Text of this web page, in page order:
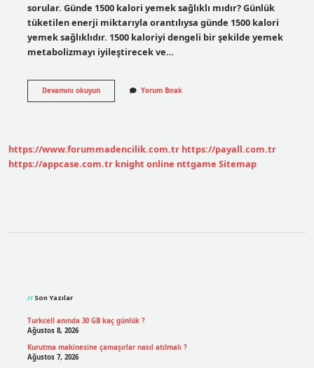
sorular. Günde 1500 kalori yemek sağlıklı mıdır? Günlük
tüketilen enerji miktarıyla orantılıysa günde 1500 kalori
yemek sağlıklıdır. 1500 kaloriyi dengeli bir şekilde yemek
metabolizmayı iyileştirecek ve…
Devamını okuyunGünlük
1000
Yorum Bırak
https://www.forummadencilik.com.tr https://payall.com.tr
https://appcase.com.tr knight online nttgame Sitemap
Son Yazılar
Turkcell anında 30 GB kaç günlük ?
Ağustos 8, 2026
Kurutma makinesine çamaşırlar nasıl atılmalı ?
Ağustos 7, 2026